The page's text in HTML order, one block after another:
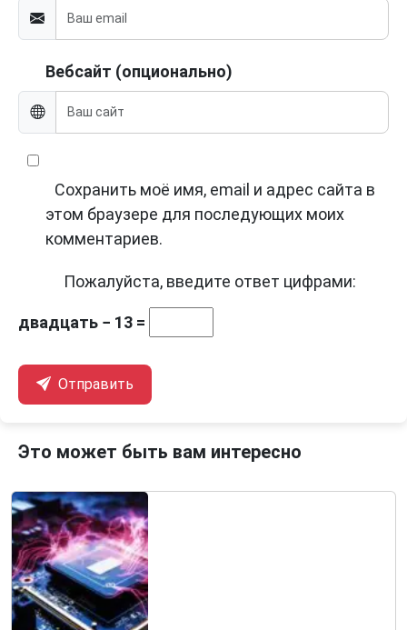
Вебсайт (опционально)
Сохранить моё имя, email и адрес сайта в
этом браузере для последующих моих
комментариев.
Пожалуйста, введите ответ цифрами:
двадцать − 13 =
Отправить
Это может быть вам интересно